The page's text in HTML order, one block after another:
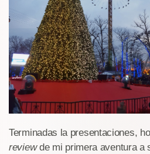
Terminadas la presentaciones,
reviewde mi primera aventura a